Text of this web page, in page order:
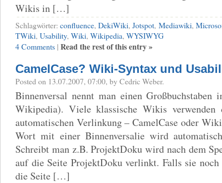
Wikis in […]
Schlagwörter:confluence,DekiWiki,Jotspot, Mediawiki,
TWiki, Usability, Wiki, Wikipedia, WYSIWYG
4 Comments | Read the rest of this entry »
CamelCase? Wiki-Syntax und
Posted on 13.07.2007, 07:00, by Cedric Weber.
Binnenversal nennt man einen
Wikipedia). Viele klassische Wikis verwenden
automatischen Verlinkung – CamelCase oder
Wort mit einer Binnenversalie wird
Schreibt man z.B. ProjektDoku wird nach dem
auf die Seite ProjektDoku verlinkt. Falls sie
die Seite […]